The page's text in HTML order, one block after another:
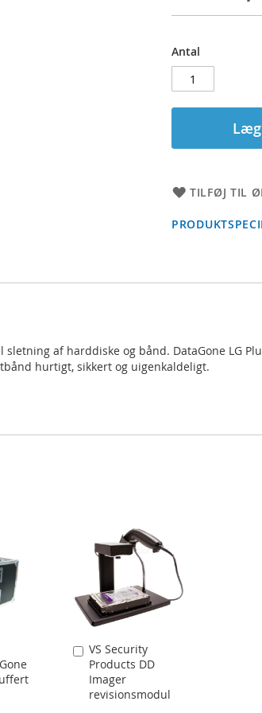
Antal
TILFØJ TIL
af harddiske og bånd. DataGone LG
hurtigt, sikkert og uigenkaldeligt.
VS Security
Products DD
Imager
revisionsmodul
Læg
kurv